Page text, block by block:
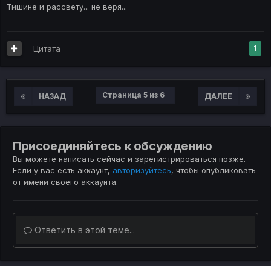
Тишине и рассвету... не веря...
1
Цитата
НАЗАД ДАЛЕЕ
Страница 5 из 6
Присоединяйтесь к обсуждению
Вы можете написать сейчас и зарегистрироваться позже.
Если у вас есть аккаунт, авторизуйтесь, чтобы опубликовать
от имени своего аккаунта.
Ответить в этой теме...